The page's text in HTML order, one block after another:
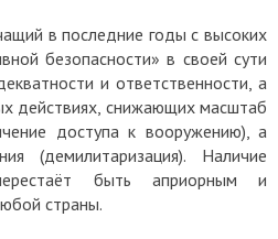
в последние годы с высоких
безопасности» в своей сути
и ответственности, а
действиях, снижающих масштаб
доступа к вооружению), а
(демилитаризация). Наличие
быть априорным и
страны.